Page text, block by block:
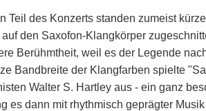
Teil des Konzerts standen zumeist
den Saxofon-Klangkörper
Berühmtheit, weil es der Legende
Bandbreite der Klangfarben spielte
Walter S. Hartley aus - ein ganz
es dann mit rhythmisch geprägter